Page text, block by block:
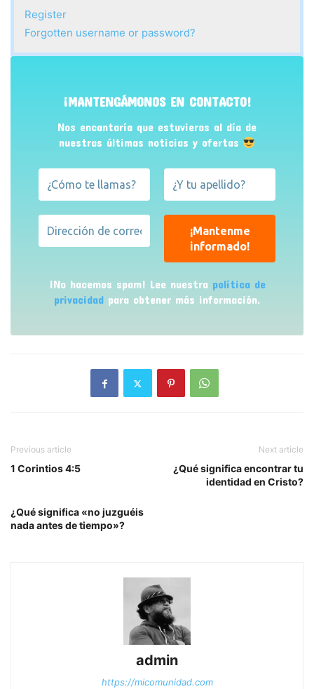
Register
Forgotten username or password?
¡MANTENGÁMONOS EN CONTACTO!
Nos encantaría que estuvieras al día de
nuestras últimas noticias y ofertas
¡No hacemos spam! Lee nuestra política de
privacidad para obtener más información.
Previous article
1 Corintios 4:5
¿Qué significa «no juzguéis
nada antes de tiempo»?
Next article
¿Qué significa encontrar tu
identidad en Cristo?
admin
https://micomunidad.com